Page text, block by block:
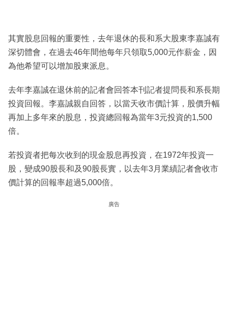
其實股息回報的重要性，去年退休的長和系大股東李嘉誠有
深切體會，在過去46年間他每年只領取5,000元作薪金，因
為他希望可以增加股東派息。
去年李嘉誠在退休前的記者會回答本刊記者提問長和系長期
投資回報。李嘉誠親自回答，以當天收市價計算，股價升幅
再加上多年來的股息，投資總回報為當年3元投資的1,500
倍。
若投資者把每次收到的現金股息再投資，在1972年投資一
股，變成90股長和及90股長實，以去年3月業績記者會收市
價計算的回報率超過5,000倍。
廣告